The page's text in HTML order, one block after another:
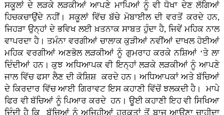
ਸਕੂਲਾਂ ਦੇ ਲੜਕੇ ਲੜਕੀਆਂ ਆਪਣੇ ਮਾਪਿਆਂ ਨੂੰ ਵੀ ਧੋਖਾ ਦੇਣ ਲੱਗਿਆਂ
ਹਿਚਕਚਾਉਂਦੇ ਨਹੀਂ। ਸਕੂਲਾਂ ਵਿੱਚ ਬੱਚੇ ਮੋਬਾਈਲ ਦੀ ਵਰਤੋਂ ਕਰਦੇ ਹਨ,
ਜਿਹੜਾ ਉਨ੍ਹਾਂ ਦੇ ਭਵਿਖ ਲਈ ਖ਼ਤਨਾਕ ਸਾਬਤ ਹੁੰਦਾ ਹੈ, ਜਿਵੇਂ ਮਹਿਕ ਨਾਲ
ਵਾਪਰਦਾ ਹੈ। ਤਮੰਨਾ ਵਰਗੀਆਂ ਚਾਲਾਕ ਕੁੜੀਆਂ ਨਵੀਂਆਂ ਦਾਖਲ ਹੋਈਆਂ
ਮਹਿਕ ਵਰਗੀਆਂ ਅਣਭੋਲ ਲੜਕੀਆਂ ਨੂੰ ਗੁਮਰਾਹ ਕਰਕੇ ਨਸ਼ਿਆਂ ‘ਤੇ ਲਾ
ਦਿੰਦੀਆਂ ਹਨ। ਕੁਝ ਅਧਿਆਪਕ ਵੀ ਇਨ੍ਹਾਂ ਲੜਕੇ ਲੜਕੀਆਂ ਨੂੰ ਆਪਣੇ
ਜਾਲ ਵਿੱਚ ਫਸਾ ਲੈਣ ਦੀ ਕੋਸ਼ਿਸ਼ ਕਰਦੇ ਹਨ। ਅਧਿਆਪਕਾਂ ਅਤੇ ਬੱਚਿਆਂ
ਦੇ ਕਿਰਦਾਰ ਵਿੱਚ ਆਈ ਗਿਰਾਵਟ ਇਸ ਕਹਾਣੀ ਵਿੱਚੋਂ ਝਲਕਦੀ ਹੈ। ਮਾਪੇ
ਫਿਰ ਵੀ ਬੱਚਿਆਂ ਨੂੰ ਪਿਆਰ ਕਰਦੇ ਹਨ। ਊਈ ਕਹਾਣੀ ਇਹ ਵੀ ਸਿਖਿਆ
ਦਿੰਦੀ ਹੈ ਕਿ ਬੱਚਿਆਂ ਨੂੰ ਅਜਿਹੀਆਂ ਹਰਕਤਾਂ ਤੋਂ ਬਾਜ ਆਉਣਾ ਚਾਹੀਦਾ